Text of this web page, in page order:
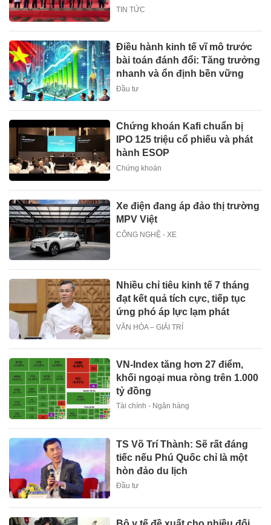
TIN TỨC
Điều hành kinh tế vĩ mô trước
bài toán đánh đổi: Tăng trưởng
nhanh và ổn định bền vững
Đầu tư
Chứng khoán Kafi chuẩn bị
IPO 125 triệu cổ phiếu và phát
hành ESOP
Chứng khoán
Xe điện đang áp đảo thị trường
MPV Việt
CÔNG NGHỆ - XE
Nhiều chỉ tiêu kinh tế 7 tháng
đạt kết quả tích cực, tiếp tục
ứng phó áp lực lạm phát
VĂN HÓA – GIẢI TRÍ
VN-Index tăng hơn 27 điểm,
khối ngoại mua ròng trên 1.000
tỷ đồng
Tài chính - Ngân hàng
TS Võ Trí Thành: Sẽ rất đáng
tiếc nếu Phú Quốc chỉ là một
hòn đảo du lịch
Đầu tư